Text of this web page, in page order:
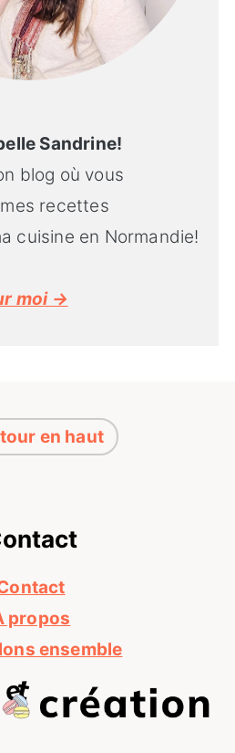
Sandrine!
blog où vous
recettes
cuisine en Normandie!
moi →
en haut
propos
ensemble